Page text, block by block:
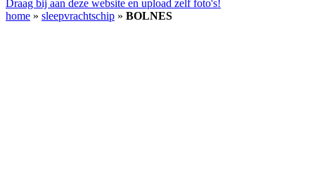
Draag bij aan deze website en upload zelf foto's!
home » sleepvrachtschip » BOLNES